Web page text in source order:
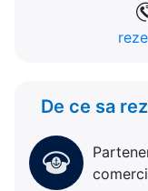
De ce sa